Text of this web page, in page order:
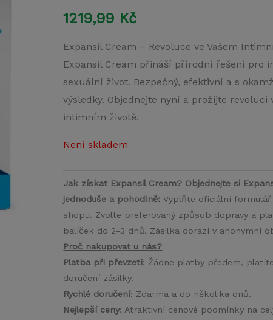
1219,99 Kč
Expansil Cream – Revoluce ve Vašem
Expansil Cream přináší přírodní řešení pro
sexuální život. Bezpečný, efektivní a s
výsledky. Objednejte nyní a prožijte revoluci
intimním životě.
Není skladem
Jak získat Expansil Cream? Objednejte si
jednoduše a pohodlně: Vyplňte oficiální
shopu. Zvolte preferovaný způsob dopravy a
balíček do 2-3 dnů. Zásilka dorazí v anonymní
Proč nakupovat u nás?
Platba při převzetí: Žádné platby předem,
doručení zásilky.
Rychlé doručení: Zdarma a do několika dnů.
Nejlepší ceny: Atraktivní cenové podmínky na